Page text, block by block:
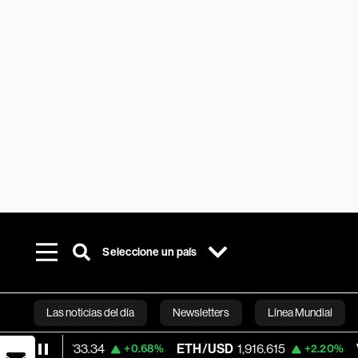
Seleccione un país
Las noticias del día Newsletters Línea Mundial
Bloomberg
+0.68% ETH/USD 1,916.615 +2.20% Visa